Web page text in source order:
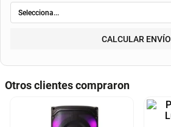
CALCULAR ENVÍO
Otros clientes compraron